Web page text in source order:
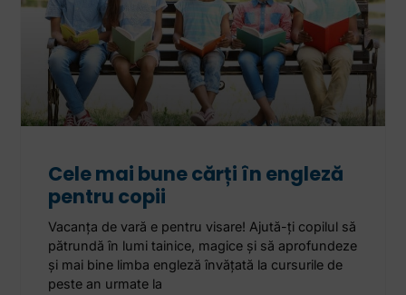
Cele mai bune cărți în engleză
pentru copii
Vacanța de vară e pentru visare! Ajută-ți copilul să
pătrundă în lumi tainice, magice și să aprofundeze
și mai bine limba engleză învățată la cursurile de
peste an urmate la